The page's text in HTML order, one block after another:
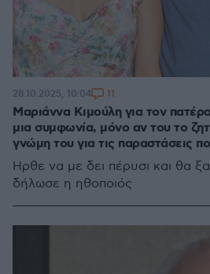
Μαριάννα Κιμούλη για τον
μια συμφωνία, μόνο αν του το
γνώμη του για τις παραστάσεις
Ήρθε να με δει πέρυσι και θα
δήλωσε η ηθοποιός
28.10.2025, 10:04 11